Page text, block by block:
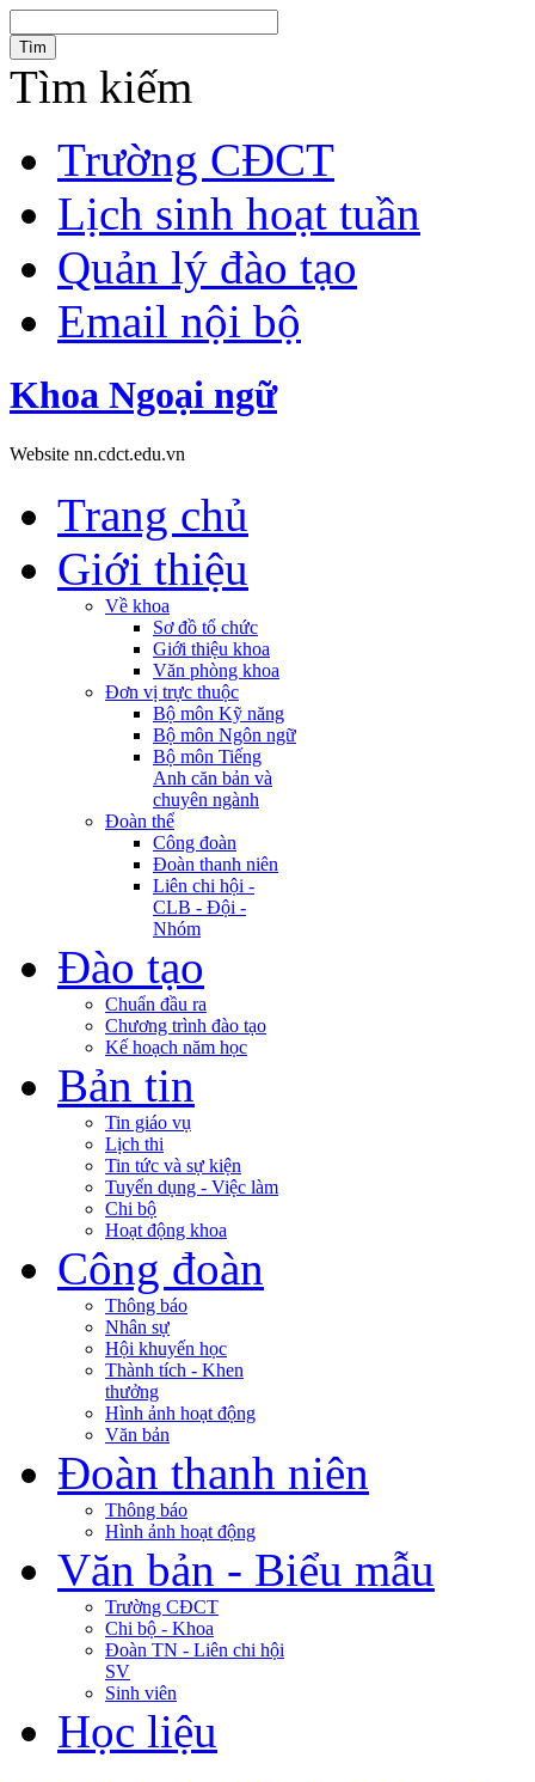
Tìm
Tìm kiếm
Trường CĐCT
Lịch sinh hoạt tuần
Quản lý đào tạo
Email nội bộ
Khoa Ngoại ngữ
Website nn.cdct.edu.vn
Trang chủ
Giới thiệu
Về khoa
Sơ đồ tổ chức
Giới thiệu khoa
Văn phòng khoa
Đơn vị trực thuộc
Bộ môn Kỹ năng
Bộ môn Ngôn ngữ
Bộ môn Tiếng
Anh căn bản và
chuyên ngành
Đoàn thể
Công đoàn
Đoàn thanh niên
Liên chi hội -
CLB - Đội -
Nhóm
Đào tạo
Chuẩn đầu ra
Chương trình đào tạo
Kế hoạch năm học
Bản tin
Tin giáo vụ
Lịch thi
Tin tức và sự kiện
Tuyển dụng - Việc làm
Chi bộ
Hoạt động khoa
Công đoàn
Thông báo
Nhân sự
Hội khuyến học
Thành tích - Khen
thưởng
Hình ảnh hoạt động
Văn bản
Đoàn thanh niên
Thông báo
Hình ảnh hoạt động
Văn bản - Biểu mẫu
Trường CĐCT
Chi bộ - Khoa
Đoàn TN - Liên chi hội
SV
Sinh viên
Học liệu